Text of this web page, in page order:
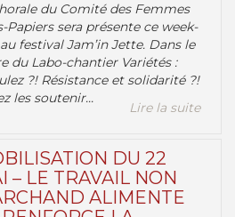
du Comité des Femmes
Papiers sera présente ce week-
festival Jam’in Jette. Dans le
du Labo-chantier Variétés :
?! Résistance et solidarité ?!
les soutenir...
Lire la suite
DU 22
– LE TRAVAIL NON
ALIMENTE